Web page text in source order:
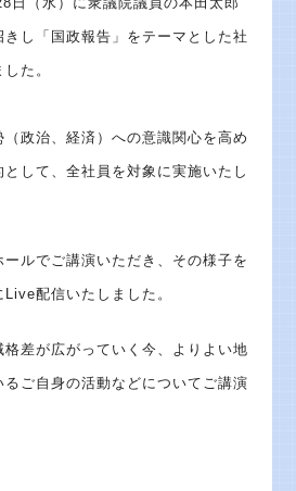
し「国政報告」をテーマとした社
た。
政治、経済）への意識関心を高め
して、全社員を対象に実施いたし
ルでご講演いただき、その様子を
配信いたしました。
差が広がっていく今、よりよい地
ご自身の活動などについてご講演